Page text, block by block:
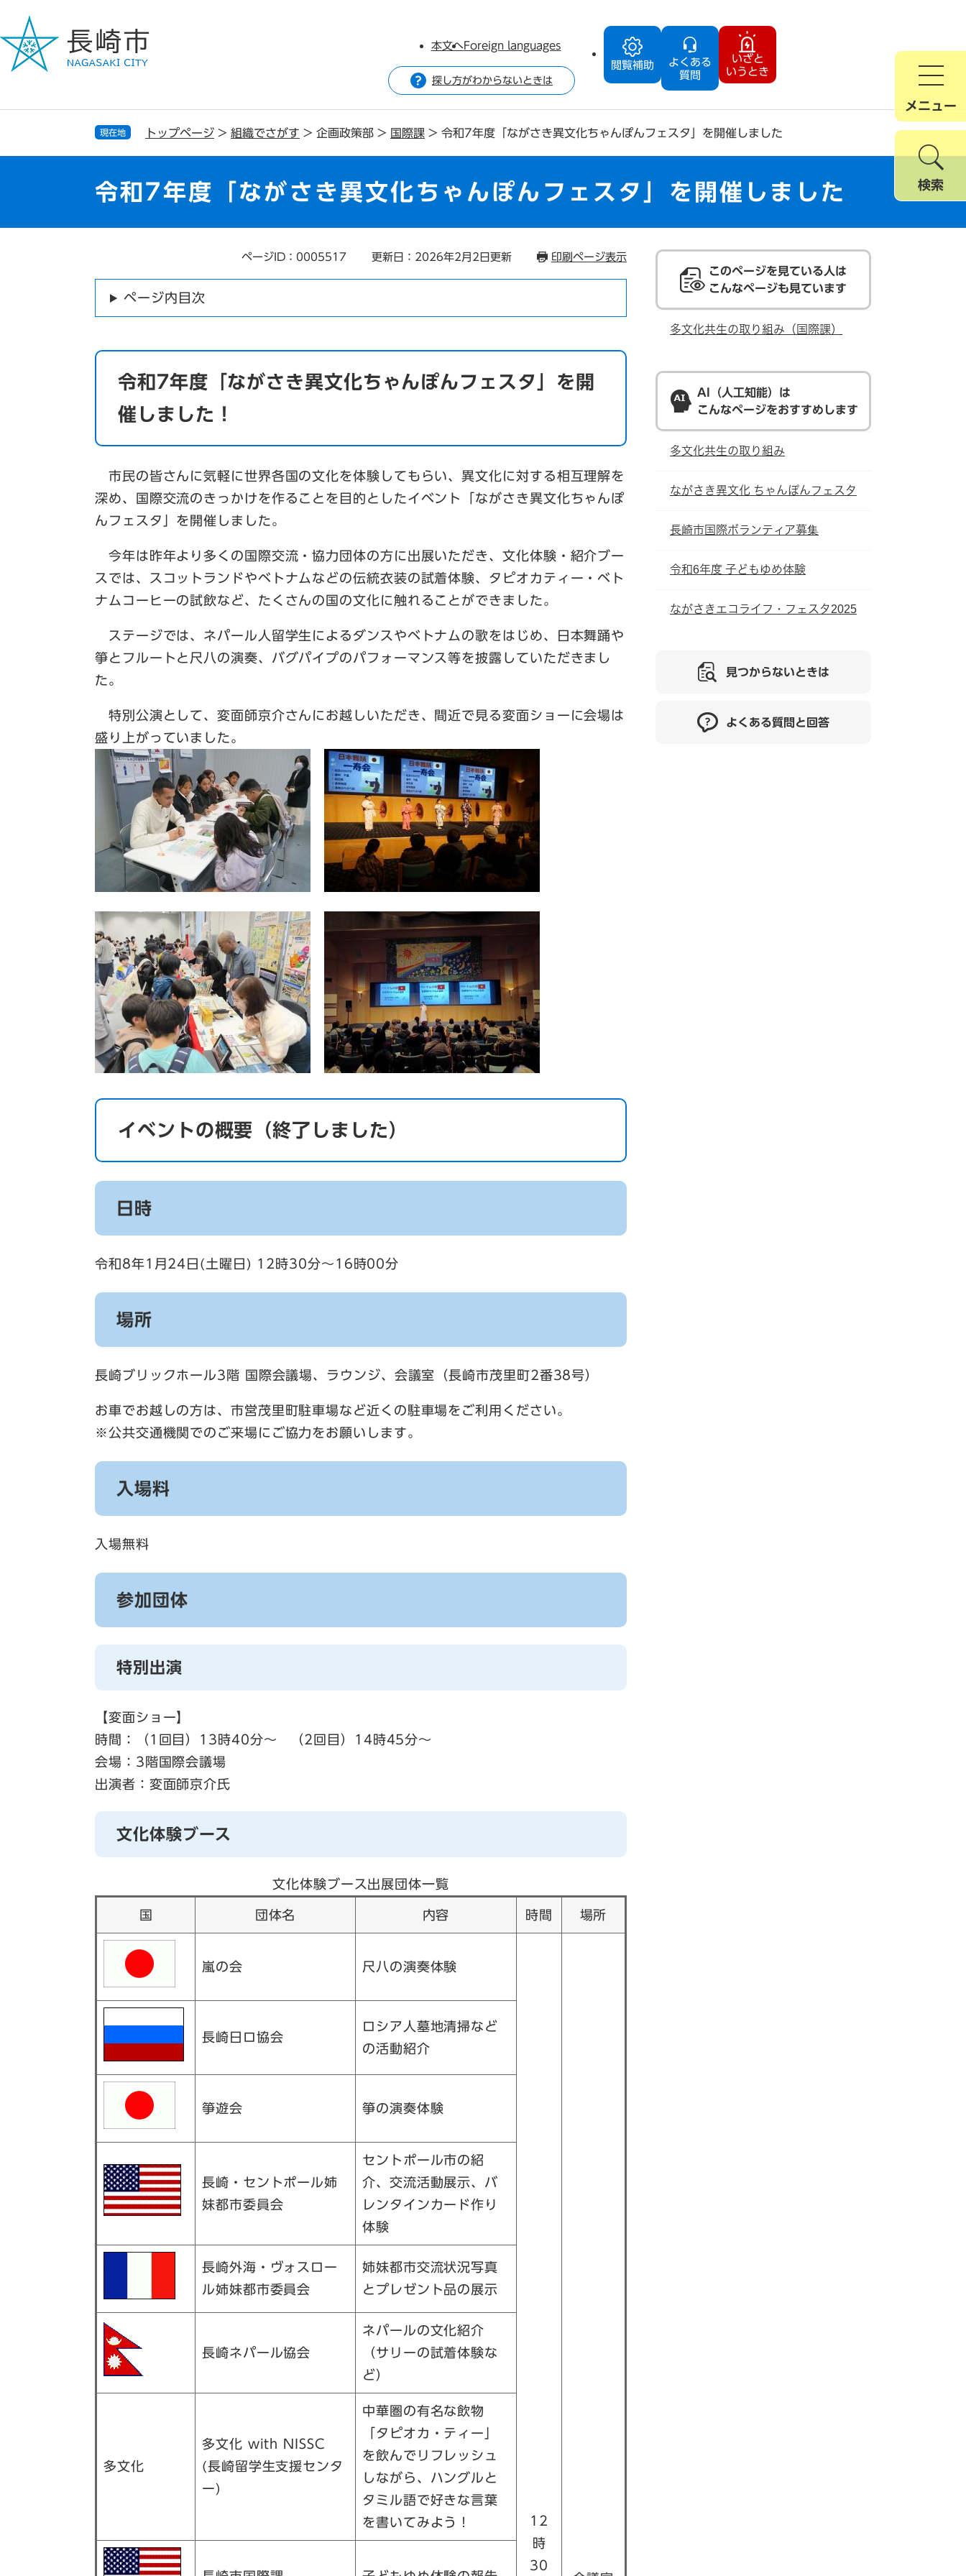
ジ
で
ュ
ば
閲覧補助
よくある
質問
いざと
いうとき
本文へForeign languages
探し方がわからないときは
メニュー
検索
現在地 トップページ > 組織でさがす > 企画政策部 > 国際課 > 令和7年度「ながさき異文化ちゃんぽんフェスタ」を開催しました
令和7年度「ながさき異文化ちゃんぽんフェスタ」を開催しました
ページID：0005517 更新日：2026年2月2日更新 印刷ページ表示
ページ内目次
令和7年度「ながさき異文化ちゃんぽんフェスタ」を開
催しました！
市民の皆さんに気軽に世界各国の文化を体験してもらい、異文化に対する相互理解を
深め、国際交流のきっかけを作ることを目的としたイベント「ながさき異文化ちゃんぽ
んフェスタ」を開催しました。
今年は昨年より多くの国際交流・協力団体の方に出展いただき、文化体験・紹介ブー
スでは、スコットランドやベトナムなどの伝統衣装の試着体験、タピオカティー・ベト
ナムコーヒーの試飲など、たくさんの国の文化に触れることができました。
ステージでは、ネパール人留学生によるダンスやベトナムの歌をはじめ、日本舞踊や
箏とフルートと尺八の演奏、バグパイプのパフォーマンス等を披露していただきまし
た。
特別公演として、変面師京介さんにお越しいただき、間近で見る変面ショーに会場は
盛り上がっていました。
イベントの概要（終了しました）
日時
令和8年1月24日(土曜日) 12時30分～16時00分
場所
長崎ブリックホール3階 国際会議場、ラウンジ、会議室（長崎市茂里町2番38号）
お車でお越しの方は、市営茂里町駐車場など近くの駐車場をご利用ください。
※公共交通機関でのご来場にご協力をお願いします。
入場料
入場無料
参加団体
特別出演
【変面ショー】
時間：（1回目）13時40分～ （2回目）14時45分～
会場：3階国際会議場
出演者：変面師京介氏
文化体験ブース
文化体験ブース出展団体一覧
国 団体名 内容 時間 場所
嵐の会 尺八の演奏体験
12
時
30
長崎日ロ協会
ロシア人墓地清掃など
の活動紹介
箏遊会 箏の演奏体験
長崎・セントポール姉
妹都市委員会
セントポール市の紹
介、交流活動展示、バ
レンタインカード作り
体験
長崎外海・ヴォスロー
ル姉妹都市委員会
姉妹都市交流状況写真
とプレゼント品の展示
長崎ネパール協会
ネパールの文化紹介
（サリーの試着体験な
ど）
多文化​
多文化 with NISSC
(長崎留学生支援センタ
ー)
中華圏の有名な飲物
「タピオカ・ティー」
を飲んでリフレッシュ
しながら、ハングルと
タミル語で好きな言葉
を書いてみよう！
このページを見ている人は
こんなページも見ています
多文化共生の取り組み（国際課）
AI（人工知能）は
こんなページをおすすめします
多文化共生の取り組み
ながさき異文化 ちゃんぽんフェスタ
長崎市国際ボランティア募集
令和6年度 子どもゆめ体験
ながさきエコライフ・フェスタ2025
見つからないときは
よくある質問と回答